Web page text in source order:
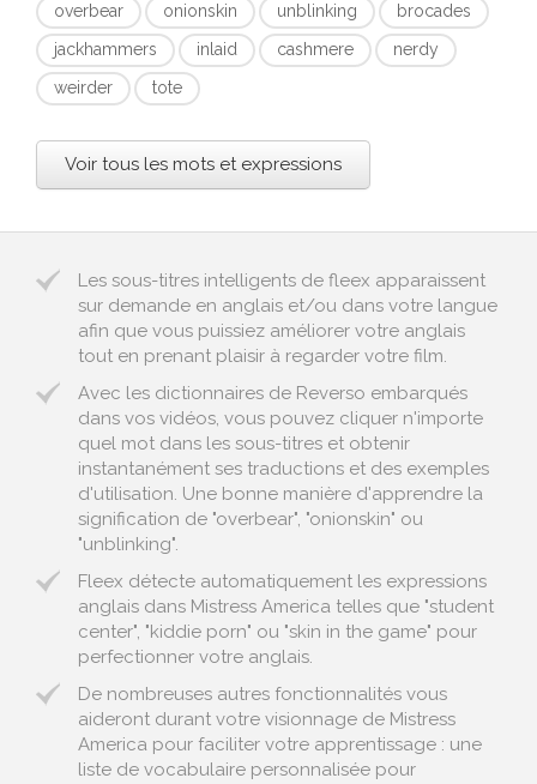
overbear onionskin unblinking
brocades
jackhammers
inlaid cashmere
nerdy
weirder
tote
Voir tous les mots et expressions
Les sous-titres intelligents de fleex apparaissent
sur demande en anglais et/ou dans votre langue
afin que vous puissiez améliorer votre anglais
tout en prenant plaisir à regarder votre film.
Avec les dictionnaires de Reverso embarqués
dans vos vidéos, vous pouvez cliquer n'importe
quel mot dans les sous-titres et obtenir
instantanément ses traductions et des exemples
d'utilisation. Une bonne manière d'apprendre la
signification de "overbear", "onionskin" ou
"unblinking".
Fleex détecte automatiquement les expressions
anglais dans Mistress America telles que "student
center", "kiddie porn" ou "skin in the game" pour
perfectionner votre anglais.
De nombreuses autres fonctionnalités vous
aideront durant votre visionnage de Mistress
America pour faciliter votre apprentissage : une
liste de vocabulaire personnalisée pour